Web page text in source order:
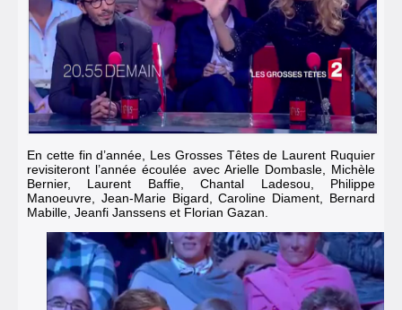
En cette fin d’année, Les Grosses Têtes de Laurent Ruquier
revisiteront l’année écoulée avec Arielle Dombasle, Michèle
Bernier, Laurent Baffie, Chantal Ladesou, Philippe
Manoeuvre, Jean-Marie Bigard, Caroline Diament, Bernard
Mabille, Jeanfi Janssens et Florian Gazan.